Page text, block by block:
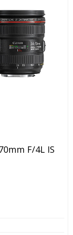
F/4L IS